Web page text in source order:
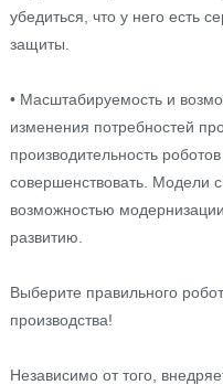
убедиться, что у него есть
защиты.
• Масштабируемость и
изменения потребностей
производительность
совершенствовать. Модели
возможностью
развитию.
Выберите правильного
производства!
Независимо от того,